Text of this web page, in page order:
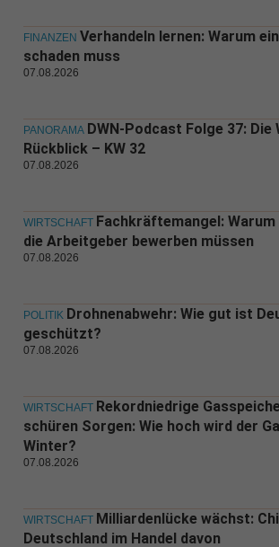
FINANZEN Verhandeln lernen: Warum
schaden muss
07.08.2026
PANORAMA DWN-Podcast Folge 37: Die
Rückblick – KW 32
07.08.2026
WIRTSCHAFT Fachkräftemangel:
die Arbeitgeber bewerben müssen
07.08.2026
POLITIK Drohnenabwehr: Wie gut ist
geschützt?
07.08.2026
WIRTSCHAFT Rekordniedrige
schüren Sorgen: Wie hoch wird der
Winter?
07.08.2026
WIRTSCHAFT Milliardenlücke wächst:
Deutschland im Handel davon